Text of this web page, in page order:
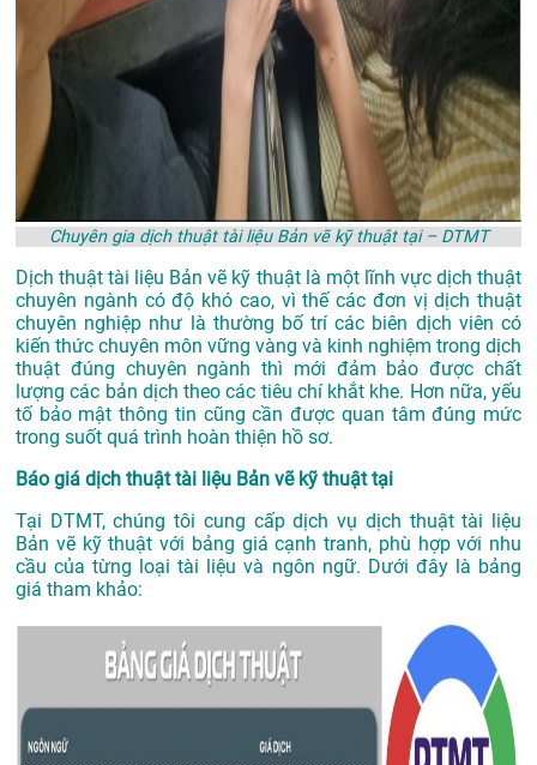
Chuyên gia dịch thuật tài liệu Bản vẽ kỹ thuật tại – DTMT
Dịch thuật tài liệu Bản vẽ kỹ thuật là một lĩnh vực dịch thuật
chuyên ngành có độ khó cao, vì thế các đơn vị dịch thuật
chuyên nghiệp như là thường bố trí các biên dịch viên có
kiến thức chuyên môn vững vàng và kinh nghiệm trong dịch
thuật đúng chuyên ngành thì mới đảm bảo được chất
lượng các bản dịch theo các tiêu chí khắt khe. Hơn nữa, yếu
tố bảo mật thông tin cũng cần được quan tâm đúng mức
trong suốt quá trình hoàn thiện hồ sơ.
Báo giá dịch thuật tài liệu Bản vẽ kỹ thuật tại
Tại DTMT, chúng tôi cung cấp dịch vụ dịch thuật tài liệu
Bản vẽ kỹ thuật với bảng giá cạnh tranh, phù hợp với nhu
cầu của từng loại tài liệu và ngôn ngữ. Dưới đây là bảng
giá tham khảo: